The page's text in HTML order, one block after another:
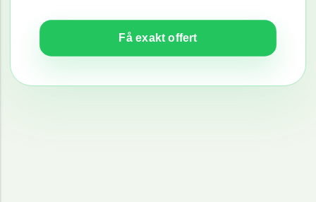
Få exakt offert